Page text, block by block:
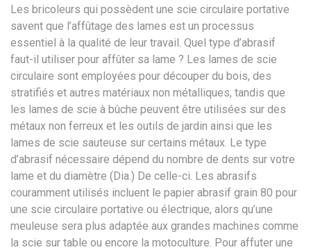
Les bricoleurs qui possèdent une scie circulaire portative
savent que l’affûtage des lames est un processus
essentiel à la qualité de leur travail. Quel type d’abrasif
faut-il utiliser pour affûter sa lame ? Les lames de scie
circulaire sont employées pour découper du bois, des
stratifiés et autres matériaux non métalliques, tandis que
les lames de scie à bûche peuvent être utilisées sur des
métaux non ferreux et les outils de jardin ainsi que les
lames de scie sauteuse sur certains métaux. Le type
d’abrasif nécessaire dépend du nombre de dents sur votre
lame et du diamètre (Dia.) De celle-ci. Les abrasifs
couramment utilisés incluent le papier abrasif grain 80 pour
une scie circulaire portative ou électrique, alors qu’une
meuleuse sera plus adaptée aux grandes machines comme
la scie sur table ou encore la motoculture. Pour affuter une